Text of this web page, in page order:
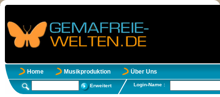
Home Musikproduktion Über Uns
Erweitert Login-Name :